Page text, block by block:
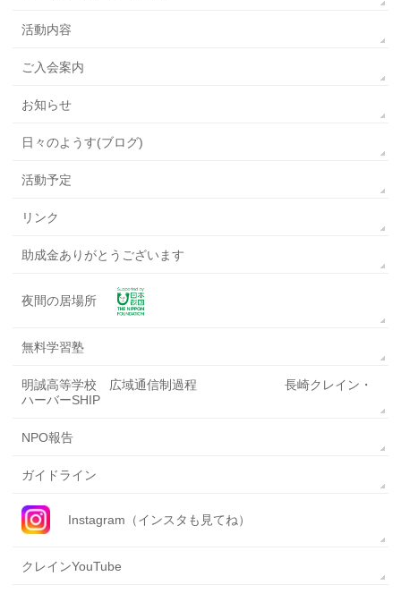
活動内容
ご入会案内
お知らせ
日々のようす(ブログ)
活動予定
リンク
助成金ありがとうございます
夜間の居場所
無料学習塾
明誠高等学校 広域通信制過程 長崎クレイン・
ハーバーSHIP
NPO報告
ガイドライン
Instagram（インスタも見てね）
クレインYouTube